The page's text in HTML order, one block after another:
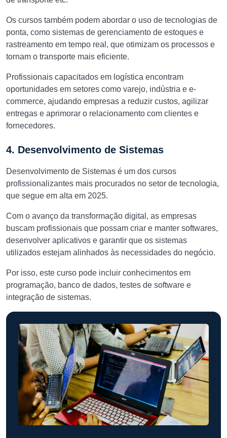
Os cursos também podem abordar o uso de tecnologias de
ponta, como sistemas de gerenciamento de estoques e
rastreamento em tempo real, que otimizam os processos e
tornam o transporte mais eficiente.
Profissionais capacitados em logística encontram
oportunidades em setores como varejo, indústria e e-
commerce, ajudando empresas a reduzir custos, agilizar
entregas e aprimorar o relacionamento com clientes e
fornecedores.
4. Desenvolvimento de Sistemas
Desenvolvimento de Sistemas é um dos cursos
profissionalizantes mais procurados no setor de tecnologia,
que segue em alta em 2025.
Com o avanço da transformação digital, as empresas
buscam profissionais que possam criar e manter softwares,
desenvolver aplicativos e garantir que os sistemas
utilizados estejam alinhados às necessidades do negócio.
Por isso, este curso pode incluir conhecimentos em
programação, banco de dados, testes de software e
integração de sistemas.